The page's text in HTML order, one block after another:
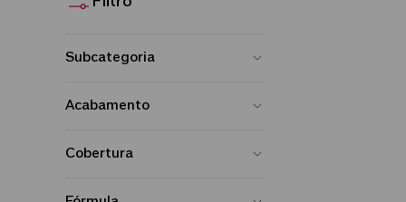
Subcategoria
Bases
Corretivos
Acabamento
Mate
Cobertura
Construível